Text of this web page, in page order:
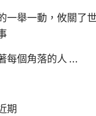
一舉一動，攸關了
每個角落的人 ...
期